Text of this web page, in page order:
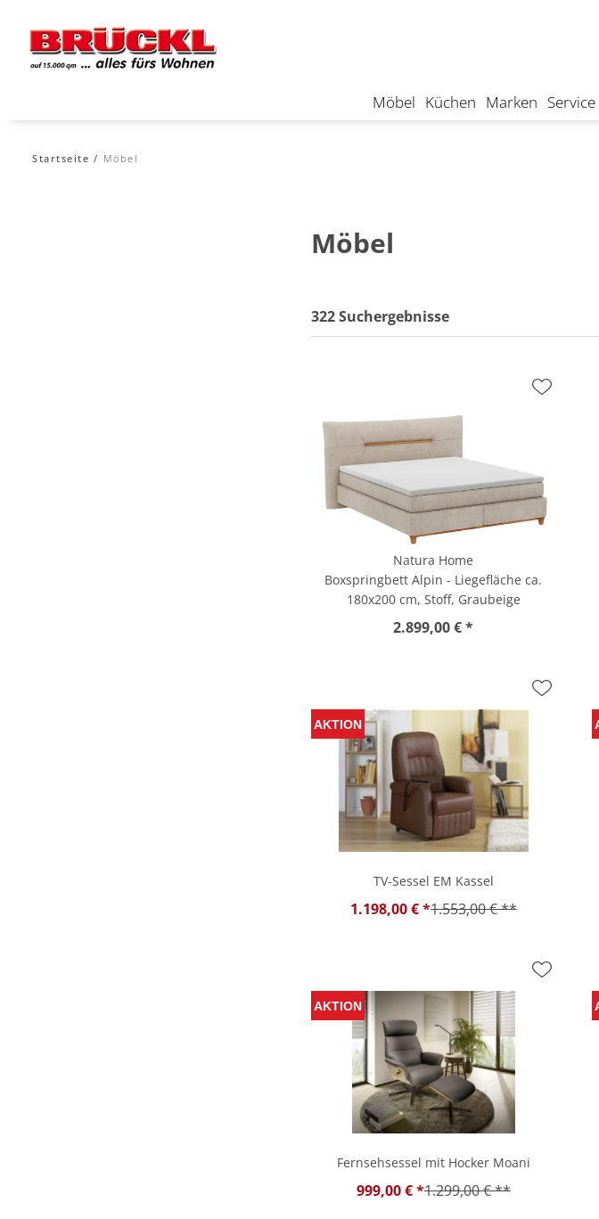
Möbel Küchen Marken Service
Startseite Möbel
Möbel
322 Suchergebnisse
Natura Home
Boxspringbett Alpin - Liegefläche ca.
180x200 cm, Stoff, Graubeige
2.899,00 € *
TV-Sessel EM Kassel
1.198,00 € *1.553,00 € **
Fernsehsessel mit Hocker Moani
999,00 € *1.299,00 € **